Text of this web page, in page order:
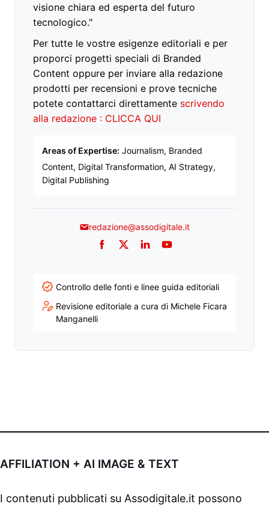
visione chiara ed esperta del futuro
tecnologico."
Per tutte le vostre esigenze editoriali e per
proporci progetti speciali di Branded
Content oppure per inviare alla redazione
prodotti per recensioni e prove tecniche
potete contattarci direttamente scrivendo
alla redazione : CLICCA QUI
Areas of Expertise: Journalism, Branded
Content, Digital Transformation, AI Strategy,
Digital Publishing
redazione@assodigitale.it
Facebook
TwitterLinkedInYouTube
Controllo delle fonti e linee guida editoriali
Revisione editoriale a cura di Michele Ficara
Manganelli
AFFILIATION + AI IMAGE & TEXT
I contenuti pubblicati su Assodigitale.it possono